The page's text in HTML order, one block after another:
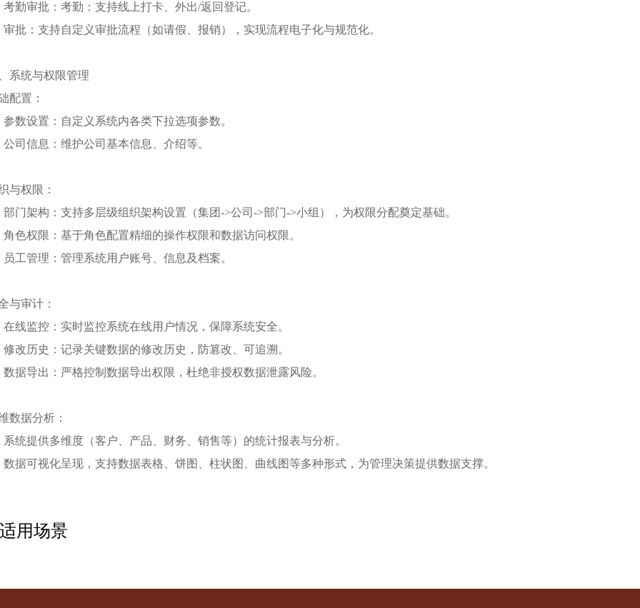
考勤审批：考勤：支持线上打卡、外出/返回登记。
审批：支持自定义审批流程（如请假、报销），实现流程电子化与规范化。
系统与权限管理
配置：
参数设置：自定义系统内各类下拉选项参数。
公司信息：维护公司基本信息、介绍等。
与权限：
部门架构：支持多层级组织架构设置（集团->公司->部门->小组），为权限分配奠定基础。
角色权限：基于角色配置精细的操作权限和数据访问权限。
员工管理：管理系统用户账号、信息及档案。
与审计：
在线监控：实时监控系统在线用户情况，保障系统安全。
修改历史：记录关键数据的修改历史，防篡改、可追溯。
数据导出：严格控制数据导出权限，杜绝非授权数据泄露风险。
数据分析：
系统提供多维度（客户、产品、财务、销售等）的统计报表与分析。
数据可视化呈现，支持数据表格、饼图、柱状图、曲线图等多种形式，为管理决策提供数据支撑。
适用场景